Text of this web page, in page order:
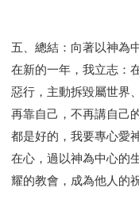
五、總結：向著以神為
在新的一年，我立志：
惡行，主動拆毀屬世界
再靠自己，不再講自己
都是好的，我要專心愛
在心，過以神為中心的
耀的教會，成為他人的